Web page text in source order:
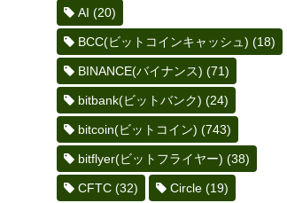
AI (20)
BCC(ビットコインキャッシュ) (18)
BINANCE(バイナンス) (71)
bitbank(ビットバンク) (24)
bitcoin(ビットコイン) (743)
bitflyer(ビットフライヤー) (38)
CFTC (32) Circle (19)